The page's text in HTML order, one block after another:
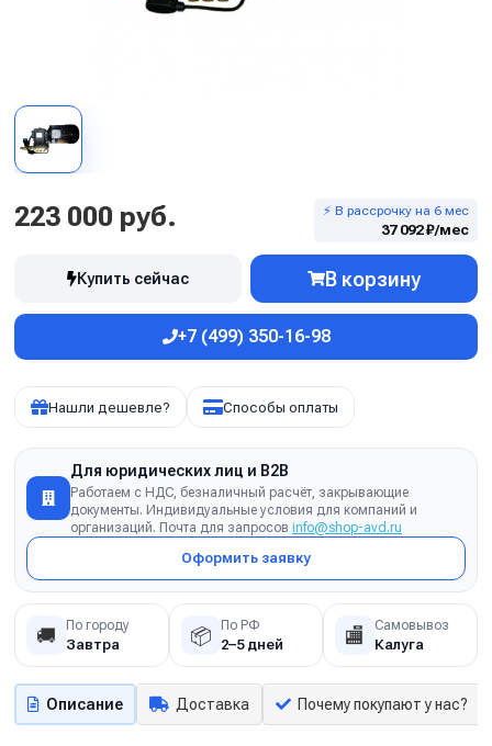
223 000 руб. ⚡ В рассрочку на 6 мес
37 092 ₽/мес
Купить сейчас В корзину
+7 (499) 350-16-98
Нашли дешевле? Способы оплаты
Для юридических лиц и B2B
Работаем с НДС, безналичный расчёт, закрывающие
документы. Индивидуальные условия для компаний и
организаций. Почта для запросов info@shop-avd.ru
Оформить заявку
🚚 По городу
Завтра 📦 По РФ
2–5 дней 🏬 Самовывоз
Калуга
Описание Доставка Почему покупают у нас?